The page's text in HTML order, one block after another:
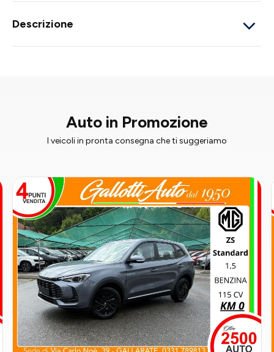
Descrizione
Auto in Promozione
I veicoli in pronta consegna che ti suggeriamo